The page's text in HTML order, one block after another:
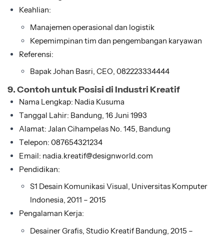
Keahlian:
Manajemen operasional dan logistik
Kepemimpinan tim dan pengembangan karyawan
Referensi:
Bapak Johan Basri, CEO, 082223334444
9. Contoh untuk Posisi di Industri Kreatif
Nama Lengkap: Nadia Kusuma
Tanggal Lahir: Bandung, 16 Juni 1993
Alamat: Jalan Cihampelas No. 145, Bandung
Telepon: 087654321234
Email: nadia.kreatif@designworld.com
Pendidikan:
S1 Desain Komunikasi Visual, Universitas Komputer
Indonesia, 2011 – 2015
Pengalaman Kerja:
Desainer Grafis, Studio Kreatif Bandung, 2015 –